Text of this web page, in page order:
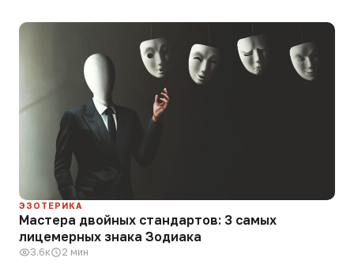
ЭЗОТЕРИКА
Мастера двойных стандартов: 3 самых
лицемерных знака Зодиака
3.6к 2 мин